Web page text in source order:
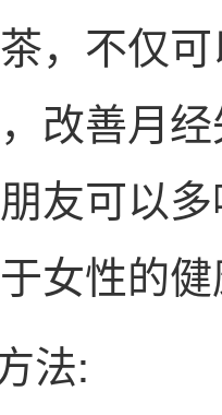
，不仅
改善月
友可以
女性的
法: